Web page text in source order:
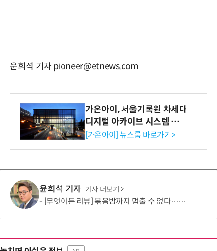
윤희석 기자 pioneer@etnews.com
가온아이, 서울기록원 차세대
디지털 아카이브 시스템 구축
수행
[가온아이] 뉴스룸 바로가기>
윤희석 기자 기사 더보기
[무엇이든 리뷰] 볶음밥까지 멈출 수 없다…하림 '별미요리 닭갈비' 한 끼 실험